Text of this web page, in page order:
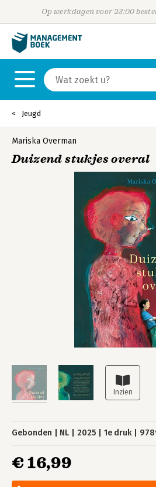
Op werkdagen voor 23:00
Jeugd
Mariska Overman
Duizend stukjes overal
Gebonden NL 2025 1e druk
€ 16,99